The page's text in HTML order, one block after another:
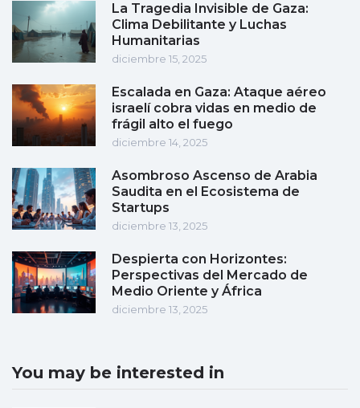
La Tragedia Invisible de Gaza:
Clima Debilitante y Luchas
Humanitarias
diciembre 15, 2025
Escalada en Gaza: Ataque aéreo
israelí cobra vidas en medio de
frágil alto el fuego
diciembre 14, 2025
Asombroso Ascenso de Arabia
Saudita en el Ecosistema de
Startups
diciembre 13, 2025
Despierta con Horizontes:
Perspectivas del Mercado de
Medio Oriente y África
diciembre 13, 2025
You may be interested in